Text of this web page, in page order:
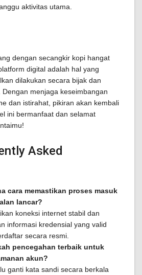
aktivitas utama.
dengan secangkir kopi hangat
digital adalah hal yang
dilakukan secara bijak dan
menjaga keseimbangan
dan istirahat, pikiran akan kembali
ini bermanfaat dan selamat
Asked
cara memastikan proses masuk
lancar?
koneksi internet stabil dan
informasi kredensial yang valid
secara resmi.
pencegahan terbaik untuk
akun?
ganti kata sandi secara berkala